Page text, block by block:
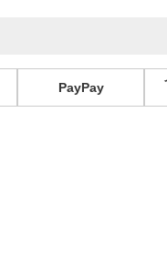
PayPay